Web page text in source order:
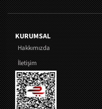
KURUMSAL
Hakkımızda
İletişim